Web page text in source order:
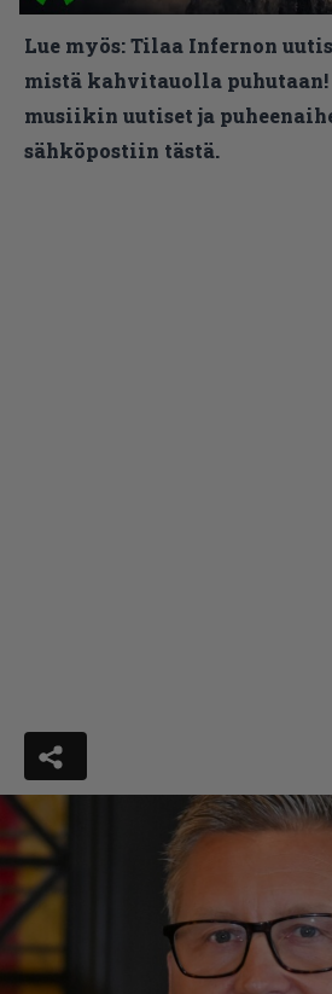
Lue myös:Tilaa Infernon
mistä kahvitauolla puhutaan!
musiikin uutiset ja
sähköpostiin tästä.